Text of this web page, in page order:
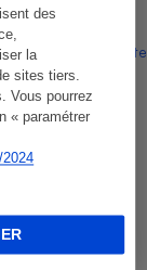
des
la
sites tiers.
Vous pourrez
« paramétrer
du marché,
données
règles de
La Note
entre Que